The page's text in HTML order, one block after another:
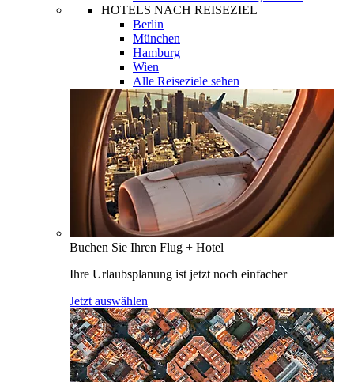
HOTELS NACH REISEZIEL
Berlin
München
Hamburg
Wien
Alle Reiseziele sehen
Buchen Sie Ihren Flug + Hotel
Ihre Urlaubsplanung ist jetzt noch einfacher
Jetzt auswählen